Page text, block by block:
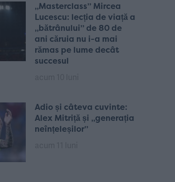
„Masterclass” Mircea
Lucescu: lecția de viață a
„bătrânului” de 80 de
ani căruia nu i-a mai
rămas pe lume decât
succesul
Adio și câteva cuvinte:
Alex Mitriță și „generația
neînțeleșilor”